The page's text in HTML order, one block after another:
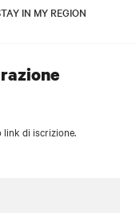
IN MY REGION
link di iscrizione.